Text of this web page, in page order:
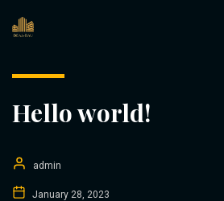
Hello world!
admin
January 28, 2023